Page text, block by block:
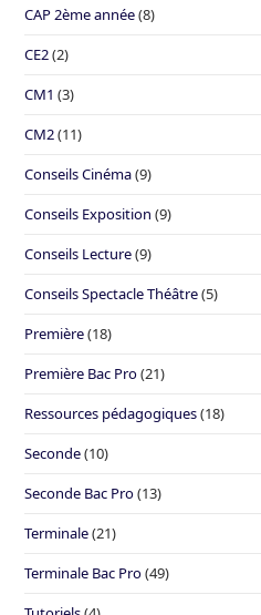
CAP 2ème année(8)
CE2(2)
CM1 (3)
CM2(11)
Conseils Cinéma(9)
Conseils Exposition (9)
Conseils Lecture(9)
Conseils Spectacle Théâtre(5)
Première(18)
Première Bac Pro(21)
Ressources pédagogiques(18)
Seconde(10)
Seconde Bac Pro(13)
Terminale(21)
Terminale Bac Pro(49)